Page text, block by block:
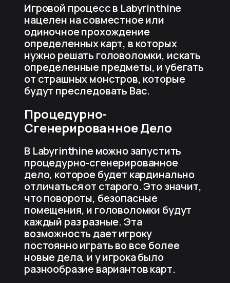
Игровой процесс в Labyrinthine
нацелен на совместное или
одиночное прохождение
определенных карт, в которых
нужно решать головоломки, искать
определенные предметы, и убегать
от страшных монстров, которые
будут преследовать Вас.
Процедурно-
Сгенерированное Дело
В Labyrinthine можно запустить
процедурно-сгенерированное
дело, которое будет кардинально
отличаться от старого. Это значит,
что повороты, безопасные
помещения, и головоломки будут
каждый раз разные. Эта
возможность дает игроку
постоянно играть во все более
новые дела, и у игрока было
разнообразие вариантов карт.